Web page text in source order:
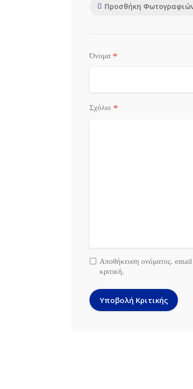
Προσθήκη
Όνομα *
Σχόλιο *
Αποθήκευση ονόματος.
κριτική.